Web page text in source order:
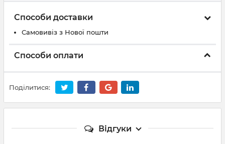
Способи доставки
Самовивіз з Нової пошти
Способи оплати
Поділитися:
Відгуки